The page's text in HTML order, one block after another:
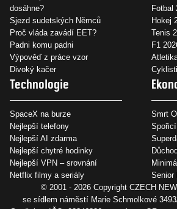
dosáhne?
Sjezd sudetských Němců
Proč vláda zavádí EET?
Padni komu padni
Výpověď z práce vzor
Divoký kačer
Fotbal
Hokej
Tenis
F1
Technologie
SpaceX na burze
Nejlepší telefony
Nejlepší AI zdarma
Nejlepší chytré hodinky
Nejlepší VPN – srovnání
Netflix filmy a seriály
Smrt
Senior
© 2001 - 2026 Copyright CZECH
se sídlem náměstí Marie Schmolkové